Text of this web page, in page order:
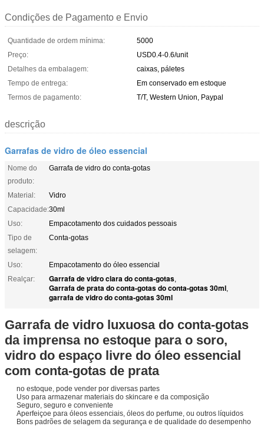
Condições de Pagamento e Envio
Quantidade de ordem mínima:
5000
Preço:
USD0.4-0.6/unit
Detalhes da embalagem:
caixas, páletes
Tempo de entrega:
Em conservado em estoque
Termos de pagamento:
T/T, Western Union, Paypal
descrição
Garrafas de vidro de óleo essencial
Nome do
produto:
Garrafa de vidro do conta-gotas
Material:
Vidro
Capacidade:30ml
Uso:
Empacotamento dos cuidados pessoais
Tipo de
selagem:
Conta-gotas
Uso:
Empacotamento do óleo essencial
Realçar:
Garrafa de vidro clara do conta-gotas,
Garrafa de prata do conta-gotas do conta-gotas 30ml,
garrafa de vidro do conta-gotas 30ml
Garrafa de vidro luxuosa do conta-gotas
da imprensa no estoque para o soro,
vidro do espaço livre do óleo essencial
com conta-gotas de prata
no estoque, pode vender por diversas partes
Uso para armazenar materiais do skincare e da composição
Seguro, seguro e conveniente
Aperfeiçoe para óleos essenciais, óleos do perfume, ou outros líquidos
Bons padrões de selagem da segurança e de qualidade do desempenho